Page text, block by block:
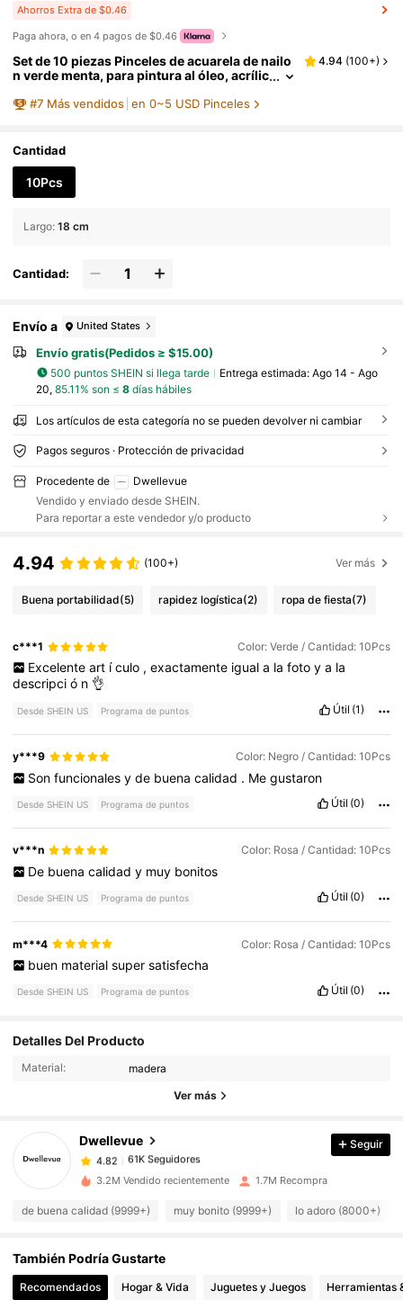
Ahorros Extra de $0.46
Paga ahora, o en 4 pagos de $0.46
Set de 10 piezas Pinceles de acuarela de nailo
n verde menta, para pintura al óleo, acrílic
para estudiantes, artistas y adultos que practi
4.94 (100+)
#7 Más vendidos en 0~5 USD Pinceles
Cantidad
10Pcs
Largo: 18 cm
Cantidad:
Envío a United States
Envío gratis(Pedidos ≥ $15.00)
500 puntos SHEIN si llega tarde Entrega estimada: Ago 14 - Ago
20, 85.11% son ≤ 8días hábiles
Los artículos de esta categoría no se pueden devolver ni cambiar
Pagos seguros · Protección de privacidad
Procedente de
Dwellevue
Vendido y enviado desde SHEIN.
Para reportar a este vendedor y/o producto
4.94 (100+) Ver más
Buena portabilidad(5) rapidez logística(2) ropa de fiesta(7)
c***1 Color: Verde / Cantidad: 10Pcs
Excelente art ículo , exactamente igual a la foto y a la
descripció n 👌
Desde SHEIN US Programa de puntos Útil (1)
y***9 Color: Negro / Cantidad: 10Pcs
Son funcionales y de buena calidad . Me gustaron
Desde SHEIN US Programa de puntos Útil (0)
v***n Color: Rosa / Cantidad: 10Pcs
De buena calidad y muy bonitos
Desde SHEIN US Programa de puntos Útil (0)
m***4 Color: Rosa / Cantidad: 10Pcs
buen material super satisfecha
Desde SHEIN US Programa de puntos Útil (0)
Detalles Del Producto
Material: madera
Ver más
Dwellevue
4.82 61K Seguidores
61K Seguidores
61K Seguidores
a***3 pagóHace 7 horas
4.82 61K Seguidores
4.82 61K Seguidores
Seguir
3.2M Vendido recientemente 1.7M Recompra
de buena calidad (9999+) muy bonito (9999+) lo adoro (8000+)
También Podría Gustarte
Recomendados Hogar & Vida Juguetes y Juegos Herramientas